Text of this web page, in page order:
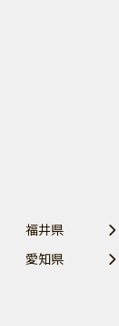
福井県
愛知県